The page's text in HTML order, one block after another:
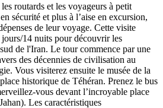
routards et les voyageurs à petit
sécurité et plus à l’aise en excursion,
de leur voyage. Cette visite
14 nuits pour découvrir les
de l'Iran. Le tour commence par une
des décennies de civilisation au
Vous visiterez ensuite le musée de la
historique de Téhéran. Prenez le bus
vous devant l’incroyable place
Les caractéristiques